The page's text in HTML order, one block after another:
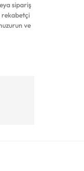
sipariş
rekabetçi
ve